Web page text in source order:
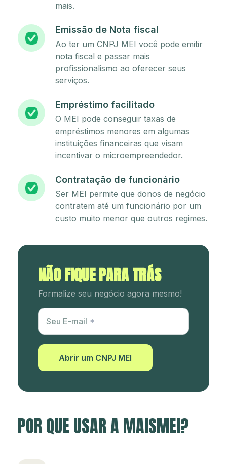
mais.
Emissão de Nota fiscal
Ao ter um CNPJ MEI você pode emitir
nota fiscal e passar mais
profissionalismo ao oferecer seus
serviços.
Empréstimo facilitado
O MEI pode conseguir taxas de
empréstimos menores em algumas
instituições financeiras que visam
incentivar o microempreendedor.
Contratação de funcionário
Ser MEI permite que donos de negócio
contratem até um funcionário por um
custo muito menor que outros regimes.
NÃO FIQUE PARA TRÁS
Formalize seu negócio agora mesmo!
Utm Content
Seu E-mail
Abrir um CNPJ MEI
POR QUE USAR A MAISMEI?